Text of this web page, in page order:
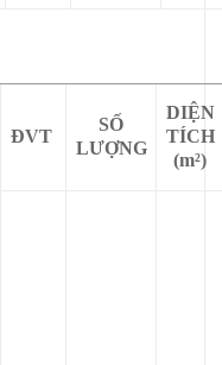
ĐVT
SỐ
LƯỢNG
DIỆN
TÍCH
(m²)